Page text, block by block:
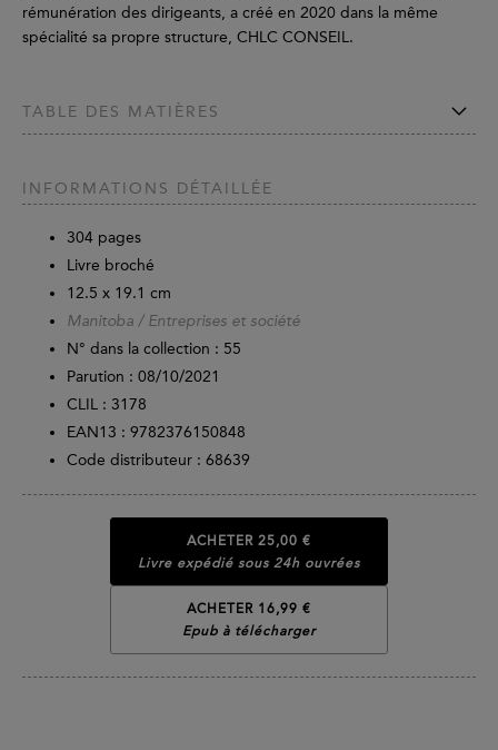
rémunération des dirigeants, a créé en 2020 dans la même
spécialité sa propre structure, CHLC CONSEIL.
TABLE DES MATIÈRES
INFORMATIONS DÉTAILLÉE
304 pages
Livre broché
12.5 x 19.1 cm
Manitoba / Entreprises et société
N° dans la collection : 55
Parution : 08/10/2021
CLIL : 3178
EAN13 : 9782376150848
Code distributeur : 68639
ACHETER 25,00 €
Livre expédié sous 24h ouvrées
ACHETER 16,99 €
Epub à télécharger